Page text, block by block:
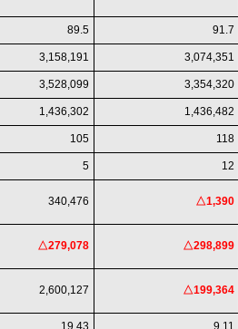
89.5 91.7
3,158,191 3,074,351
3,528,099 3,354,320
1,436,302 1,436,482
105 118
5 12
340,476 △1,390
△279,078 △298,899
2,600,127 △199,364
19.43 9.11